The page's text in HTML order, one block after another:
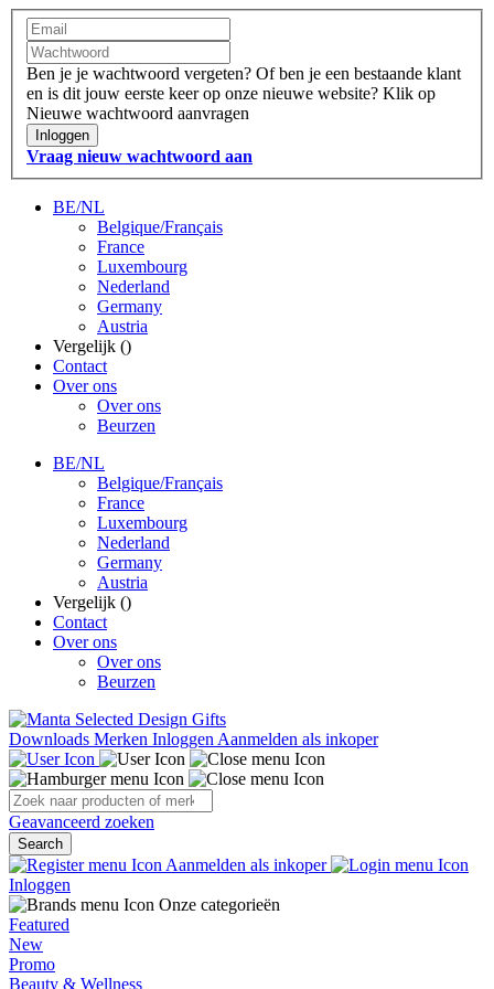
Ben je je wachtwoord vergeten? Of ben je een bestaande klant
en is dit jouw eerste keer op onze nieuwe website? Klik op
Nieuwe wachtwoord aanvragen
Inloggen
Vraag nieuw wachtwoord aan
BE/NL
Belgique/Français
France
Luxembourg
Nederland
Germany
Austria
Vergelijk ()
Contact
Over ons
Over ons
Beurzen
BE/NL
Belgique/Français
France
Luxembourg
Nederland
Germany
Austria
Vergelijk ()
Contact
Over ons
Over ons
Beurzen
Downloads Merken Inloggen Aanmelden als inkoper
Geavanceerd zoeken
Search
Aanmelden als inkoper
Inloggen
Onze categorieën
Featured
New
Promo
Beauty & Wellness